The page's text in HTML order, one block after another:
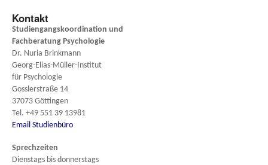
Kontakt
Studiengangskoordination und
Fachberatung Psychologie
Dr. Nuria Brinkmann
Georg-Elias-Müller-Institut
für Psychologie
Gosslerstraße 14
37073 Göttingen
Tel. +49 551 39 13981
Email Studienbüro
Sprechzeiten
Dienstags bis donnerstags